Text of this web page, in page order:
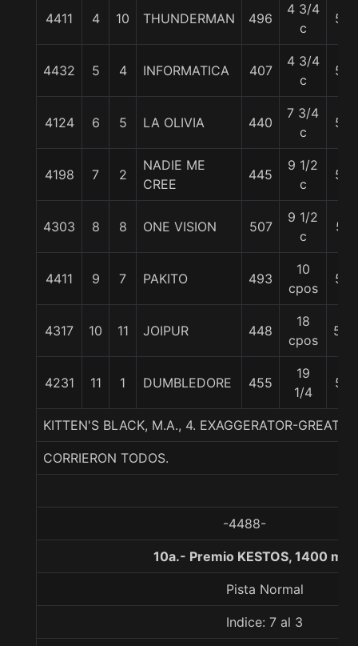
4411 4 10 THUNDERMAN 496
4 3/4
c
55
4432 5 4 INFORMATICA 407
4 3/4
c
56
4124 6 5 LA OLIVIA 440
7 3/4
c
54
4198 7 2
NADIE ME
CREE
445
9 1/2
c
56
4303 8 8 ONE VISION 507
9 1/2
c
57
4411 9 7 PAKITO 493
10
cpos
54
4317 10 11 JOIPUR 448
18
cpos
58.
4231 11 1 DUMBLEDORE 455
19
1/4
56
KITTEN'S BLACK, M.A., 4. EXAGGERATOR-GREAT
CORRIERON TODOS.
-4488-
10a.- Premio KESTOS, 1400
Pista Normal
Indice: 7 al 3